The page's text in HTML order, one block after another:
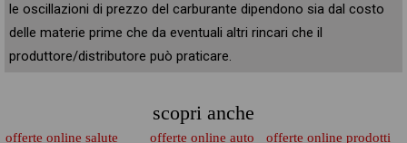
le oscillazioni di prezzo del carburante dipendono sia dal costo
delle materie prime che da eventuali altri rincari che il
produttore/distributore può praticare.
scopri anche
offerte online salute
offerte online auto
offerte online prodotti